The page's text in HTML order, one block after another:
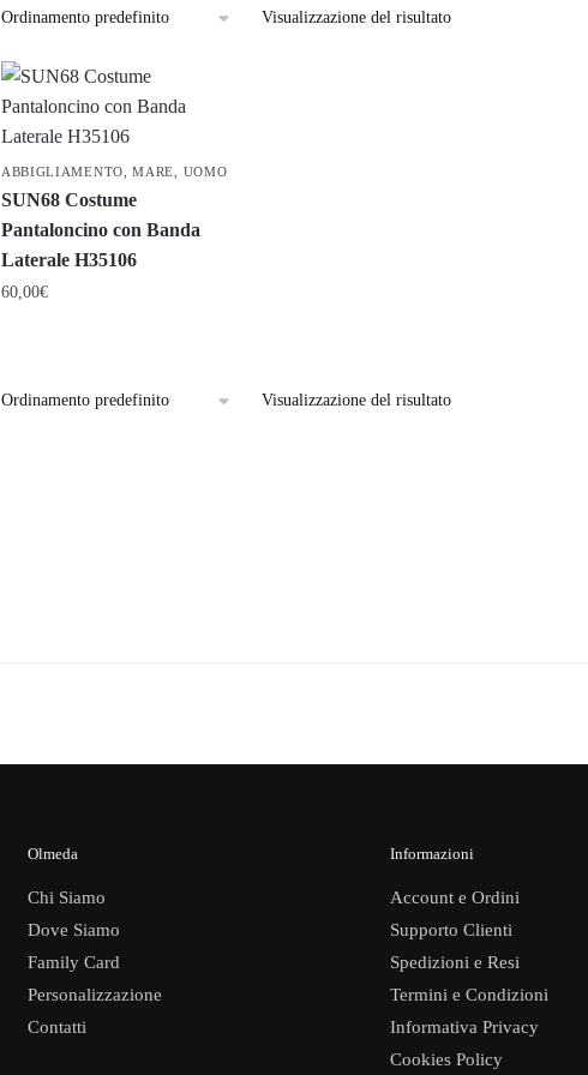
Visualizzazione del risultato
ABBIGLIAMENTO ,MARE UOMO
SUN68 Costume
Pantaloncino con Banda
Laterale H35106
60,00€
ha
Visualizzazione del risultato
Olmeda
Chi Siamo
Dove Siamo
Family Card
Personalizzazione
Contatti
Informazioni
Account e Ordini
Supporto Clienti
Spedizioni e Resi
Termini e Condizioni
Informativa Privacy
Cookies Policy